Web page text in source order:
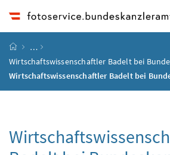
Startseite
…
Wirtschaftswissenschaftler Badelt bei
Wirtschaftswissenschaftler Badelt bei